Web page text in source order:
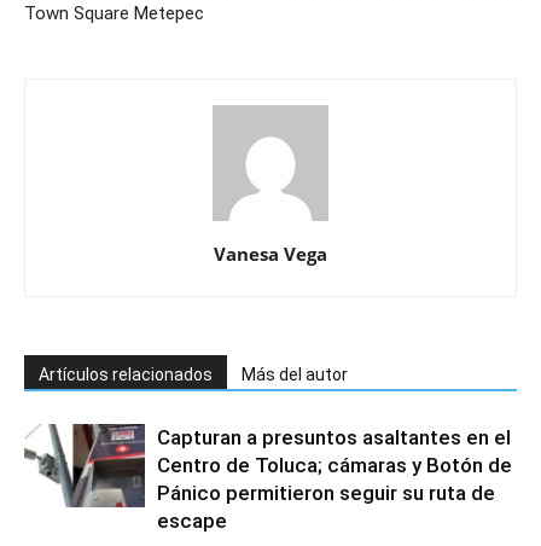
Town Square Metepec
Vanesa Vega
Artículos relacionados Más del autor
Capturan a presuntos asaltantes en el
Centro de Toluca; cámaras y Botón de
Pánico permitieron seguir su ruta de
escape